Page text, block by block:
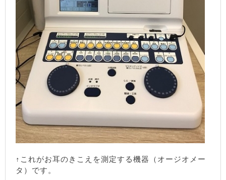
↑これがお耳のきこえを測定する機器（オージオメー
タ）です。